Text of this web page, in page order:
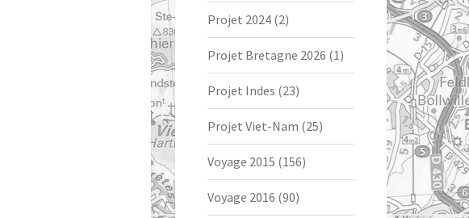
Projet 2024(2)
Projet Bretagne 2026 (1)
Projet Indes (23)
Projet Viet-Nam (25)
Voyage 2015 (156)
Voyage 2016 (90)